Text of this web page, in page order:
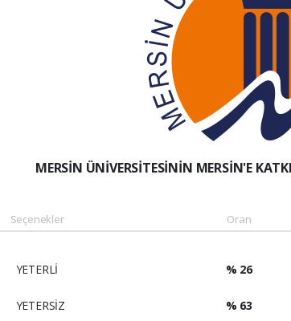
MERSİN ÜNİVERSİTESİNİN MERSİN'E
Seçenekler Oran
YETERLİ % 26
YETERSİZ % 63